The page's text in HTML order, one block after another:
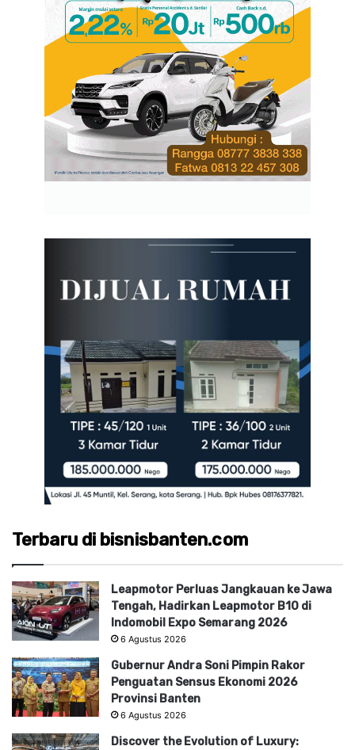
Terbaru di bisnisbanten.com
Leapmotor Perluas Jangkauan ke Jawa
Tengah, Hadirkan Leapmotor B10 di
Indomobil Expo Semarang 2026
6 Agustus 2026
Gubernur Andra Soni Pimpin Rakor
Penguatan Sensus Ekonomi 2026
Provinsi Banten
6 Agustus 2026
Discover the Evolution of Luxury: